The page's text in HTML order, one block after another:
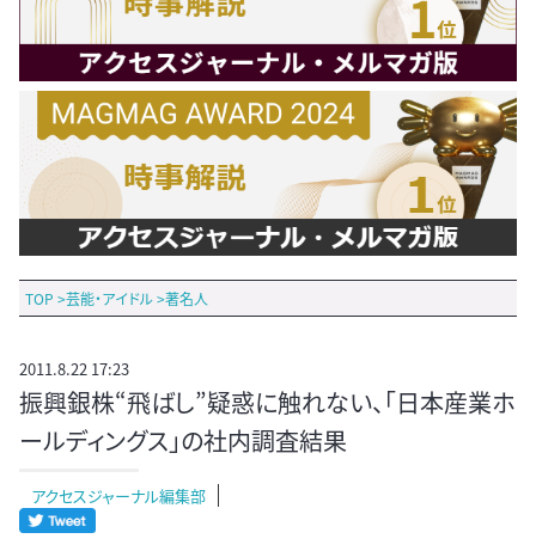
TOP >芸能・アイドル>著名人
2011.8.22 17:23
振興銀株“飛ばし”疑惑に触れない、「日本産業ホ
ールディングス」の社内調査結果
アクセスジャーナル編集部